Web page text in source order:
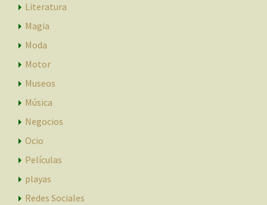
Literatura
Magia
Moda
Motor
Museos
Música
Negocios
Ocio
Películas
playas
Redes Sociales